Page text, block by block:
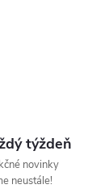
týždeň
novinky
neustále!